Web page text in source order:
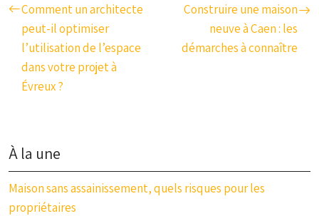
Comment un architecte
peut-il optimiser
l’utilisation de l’espace
dans votre projet à
Évreux ?
Construire une maison
neuve à Caen : les
démarches à connaître
À la une
Maison sans assainissement, quels risques pour les
propriétaires